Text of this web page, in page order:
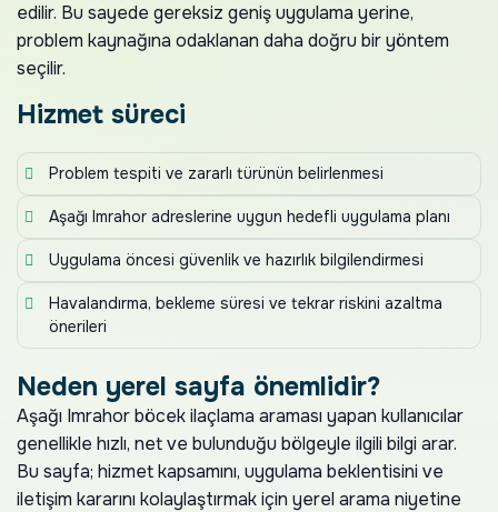
edilir. Bu sayede gereksiz geniş uygulama yerine,
problem kaynağına odaklanan daha doğru bir yöntem
seçilir.
Hizmet süreci
Problem tespiti ve zararlı türünün belirlenmesi
Aşağı Imrahor adreslerine uygun hedefli uygulama planı
Uygulama öncesi güvenlik ve hazırlık bilgilendirmesi
Havalandırma, bekleme süresi ve tekrar riskini azaltma
önerileri
Neden yerel sayfa önemlidir?
Aşağı Imrahor böcek ilaçlama araması yapan kullanıcılar
genellikle hızlı, net ve bulunduğu bölgeyle ilgili bilgi arar.
Bu sayfa; hizmet kapsamını, uygulama beklentisini ve
iletişim kararını kolaylaştırmak için yerel arama niyetine